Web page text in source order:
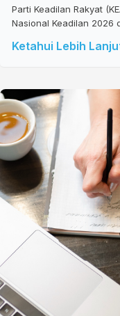
Parti Keadilan Rakyat
Nasional Keadilan 2026
Ketahui Lebih